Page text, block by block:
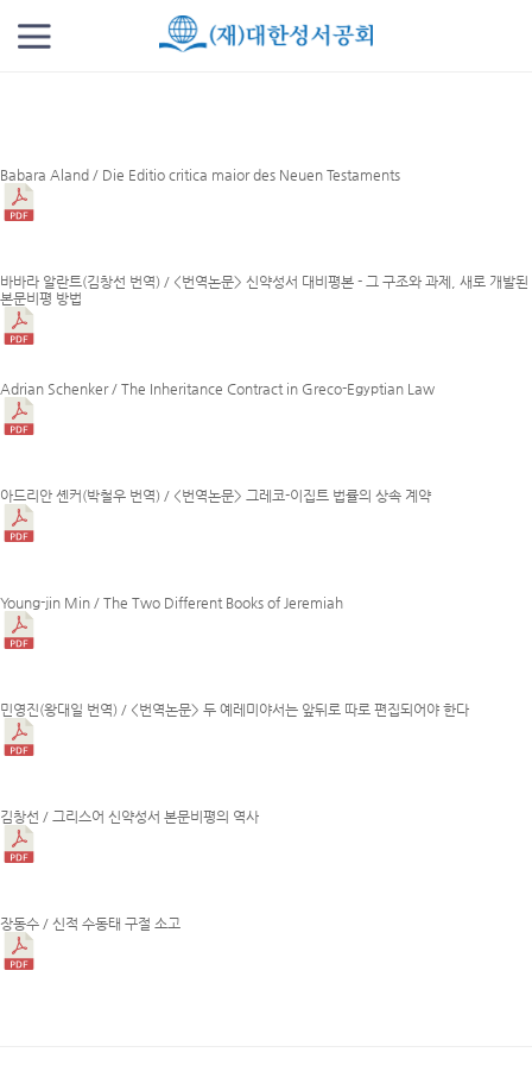
Babara Aland / Die Editio critica maior des Neuen Testaments
바바라 알란트(김창선 번역) / <번역논문> 신약성서 대비평본 - 그 구조와 과제, 새로 개발된
본문비평 방법
Adrian Schenker / The Inheritance Contract in Greco-Egyptian Law
아드리안 셴커(박철우 번역) / <번역논문> 그레코-이집트 법률의 상속 계약
Young-jin Min / The Two Different Books of Jeremiah
민영진(왕대일 번역) / <번역논문> 두 예레미야서는 앞뒤로 따로 편집되어야 한다
김창선 / 그리스어 신약성서 본문비평의 역사
장동수 / 신적 수동태 구절 소고